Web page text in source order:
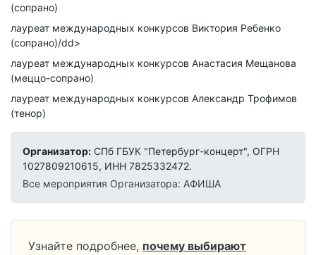
(сопрано)
лауреат международных конкурсов Виктория Ребенко
(сопрано)/dd>
лауреат международных конкурсов Анастасия Мещанова
(меццо-сопрано)
лауреат международных конкурсов Александр Трофимов
(тенор)
Организатор: СПб ГБУК "Петербург-концерт", ОГРН
1027809210615, ИНН 7825332472.
Все мероприятия Организатора: АФИША
Узнайте подробнее, почему выбирают